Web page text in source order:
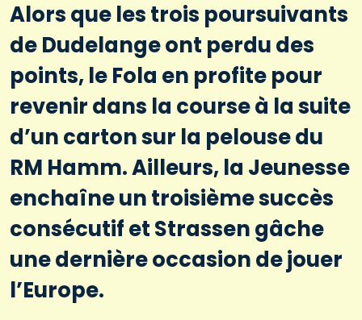
Alors que les trois poursuivants
de Dudelange ont perdu des
points, le Fola en profite pour
revenir dans la course à la suite
d’un carton sur la pelouse du
RM Hamm. Ailleurs, la Jeunesse
enchaîne un troisième succès
consécutif et Strassen gâche
une dernière occasion de jouer
l’Europe.